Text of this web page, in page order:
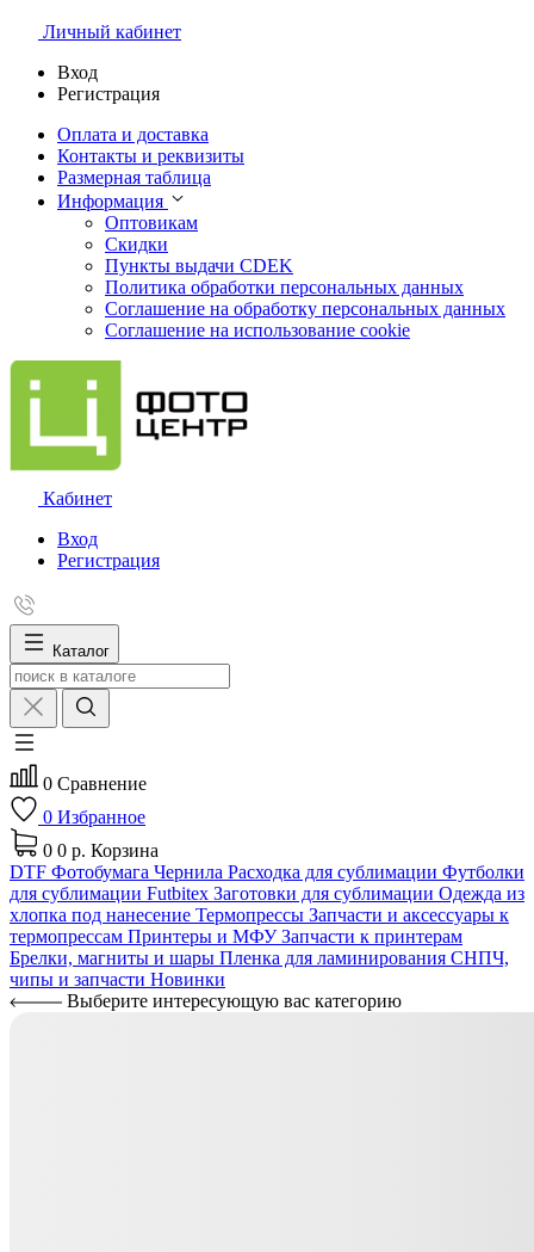
Личный кабинет
Вход
Регистрация
Оплата и доставка
Контакты и реквизиты
Размерная таблица
Информация
Оптовикам
Скидки
Пункты выдачи CDEK
Политика обработки персональных данных
Соглашение на обработку персональных данных
Соглашение на использование cookie
Кабинет
Вход
Регистрация
Каталог
0 Сравнение
0 Избранное
0 0 р. Корзина
DTF Фотобумага Чернила Расходка для сублимации Футболки
для сублимации Futbitex Заготовки для сублимации Одежда из
хлопка под нанесение Термопрессы Запчасти и аксессуары к
термопрессам Принтеры и МФУЗапчасти к принтерам
Брелки, магниты и шары Пленка для ламинирования СНПЧ,
чипы и запчасти Новинки
Выберите интересующую вас категорию